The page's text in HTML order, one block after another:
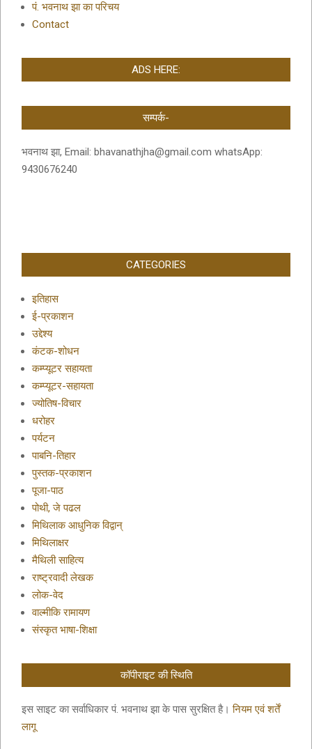
पं. भवनाथ झा का परिचय
Contact
ADS HERE:
सम्पर्क-
भवनाथ झा, Email: bhavanathjha@gmail.com whatsApp:
9430676240
CATEGORIES
इतिहास
ई-प्रकाशन
उद्देश्य
कंटक-शोधन
कम्प्यूटर सहायता
कम्प्यूटर-सहायता
ज्योतिष-विचार
धरोहर
पर्यटन
पाबनि-तिहार
पुस्तक-प्रकाशन
पूजा-पाठ
पोथी, जे पढल
मिथिलाक आधुनिक विद्वान्
मिथिलाक्षर
मैथिली साहित्य
राष्ट्रवादी लेखक
लोक-वेद
वाल्मीकि रामायण
संस्कृत भाषा-शिक्षा
कॉपीराइट की स्थिति
इस साइट का सर्वाधिकार पं. भवनाथ झा के पास सुरक्षित है।नियम एवं शर्तें
लागू